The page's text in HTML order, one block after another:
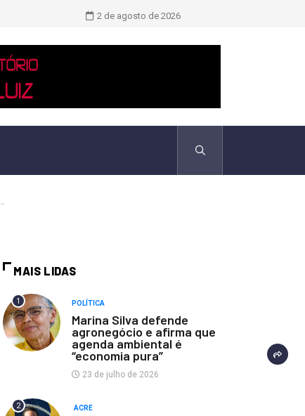
Novo boletim indica El Niño ‘muito
2 de agosto de 2026
MAIS LIDAS
1 POLÍTICA
Marina Silva defende
agronegócio e afirma que
agenda ambiental é
“economia pura”
23 de julho de 2026
2 ACRE